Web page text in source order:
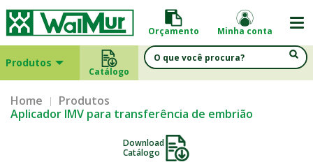
Orçamento Minha conta
Produtos
Catálogo
Home
Produtos
Aplicador IMV para transferência de embrião
Download
Catálogo